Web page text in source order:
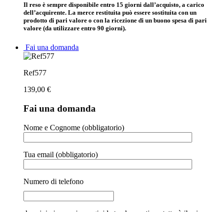
Il reso è sempre disponibile entro 15 giorni dall’acquisto, a carico
dell’acquirente. La merce restituita può essere sostituita con un
prodotto di pari valore o con la ricezione di un buono spesa di pari
valore (da utilizzare entro 90 giorni).
Fai una domanda
Ref577
139,00 €
Fai una domanda
Nome e Cognome (obbligatorio)
Tua email (obbligatorio)
Numero di telefono